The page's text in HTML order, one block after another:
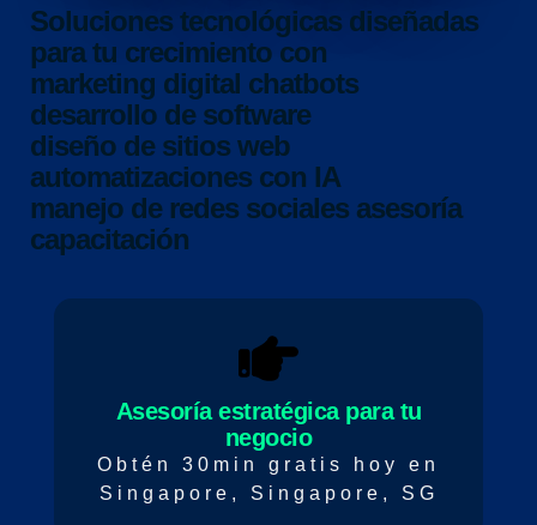
Soluciones tecnológicas diseñadas
para tu crecimiento con
marketing digital chatbots
desarrollo de software
diseño de sitios web
automatizaciones con IA
manejo de redes sociales asesoría
capacitación
Asesoría estratégica para tu
negocio
Obtén 30min gratis hoy en
Singapore, Singapore, SG